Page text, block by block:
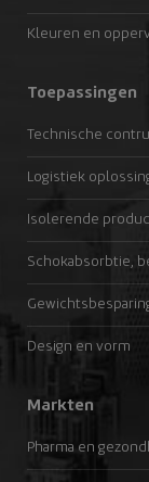
Kleuren en
Toepassingen
Technische
Logistiek
Isolerende
Schokabsorbtie,
Design en vorm
Markten
Pharma en